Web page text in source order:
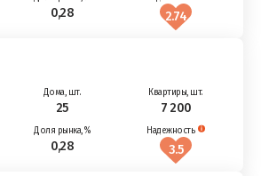
0,28 2.74
25 7 200
0,28 3.5